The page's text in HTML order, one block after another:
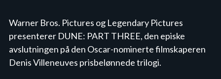
Warner Bros. Pictures og Legendary Pictures
presenterer DUNE: PART THREE, den episke
avslutningen på den Oscar-nominerte filmskaperen
Denis Villeneuves prisbelønnede trilogi.